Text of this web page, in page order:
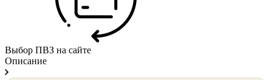
Выбор ПВЗ на сайте
Описание